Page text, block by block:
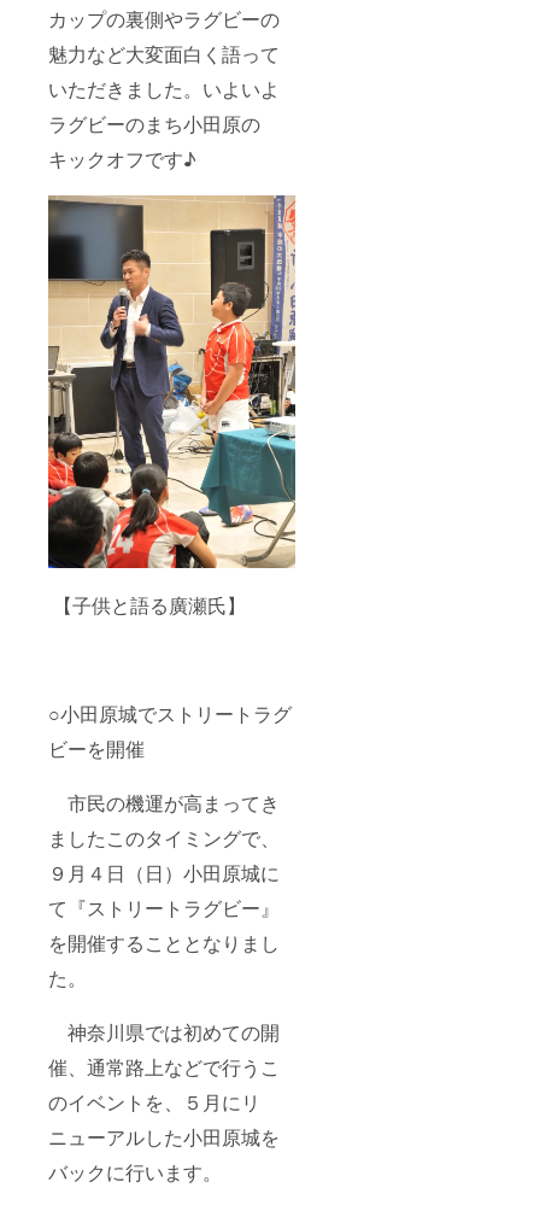
カップの裏側やラグビーの
魅力など大変面白く語って
いただきました。いよいよ
ラグビーのまち小田原の
キックオフです♪
【子供と語る廣瀬氏】
○小田原城でストリートラグ
ビーを開催
市民の機運が高まってき
ましたこのタイミングで、
９月４日（日）小田原城に
て『ストリートラグビー』
を開催することとなりまし
た。
神奈川県では初めての開
催、通常路上などで行うこ
のイベントを、５月にリ
ニューアルした小田原城を
バックに行います。